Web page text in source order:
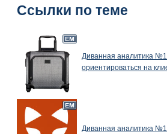
Ссылки по теме
Диванная аналитика
ориентироваться на
Диванная аналитика